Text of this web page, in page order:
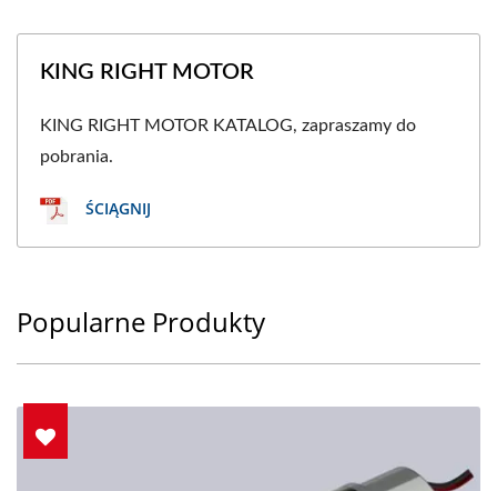
KING RIGHT MOTOR
KING RIGHT MOTOR KATALOG, zapraszamy do
pobrania.
ŚCIĄGNIJ
Popularne Produkty